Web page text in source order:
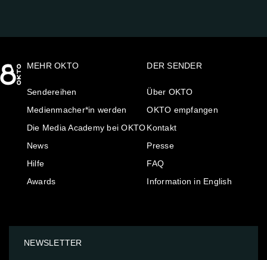
MEHR OKTO
Sendereihen
Medienmacher*in werden
Die Media Academy bei OKTO
News
Hilfe
Awards
DER SENDER
Über OKTO
OKTO empfangen
Kontakt
Presse
FAQ
Information in English
NEWSLETTER